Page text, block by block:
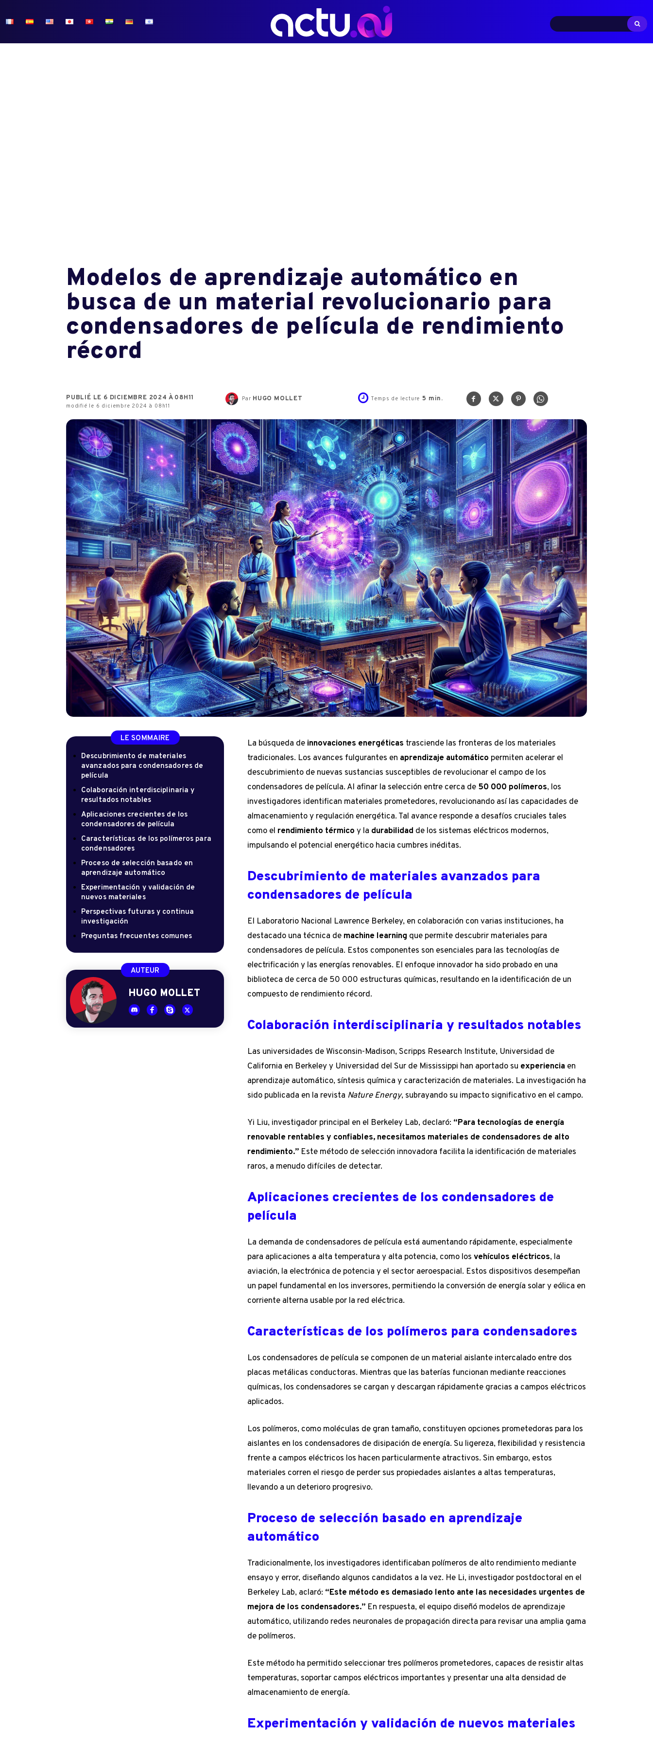
Modelos de aprendizaje automático en
busca de un material revolucionario para
condensadores de película de rendimiento
récord
PUBLIÉ LE 6 DICIEMBRE 2024 À 08H11
modifié le 6 diciembre 2024 à 08h11
Par HUGO MOLLET Temps de lecture 5 min.
LE SOMMAIRE
Descubrimiento de materiales
avanzados para condensadores de
película
Colaboración interdisciplinaria y
resultados notables
Aplicaciones crecientes de los
condensadores de película
Características de los polímeros para
condensadores
Proceso de selección basado en
aprendizaje automático
Experimentación y validación de
nuevos materiales
Perspectivas futuras y continua
investigación
Preguntas frecuentes comunes
AUTEUR
HUGO MOLLET
La búsqueda de innovaciones energéticas trasciende las fronteras de los materiales
tradicionales. Los avances fulgurantes en aprendizaje automático permiten acelerar el
descubrimiento de nuevas sustancias susceptibles de revolucionar el campo de los
condensadores de película. Al afinar la selección entre cerca de 50 000 polímeros, los
investigadores identifican materiales prometedores, revolucionando así las capacidades de
almacenamiento y regulación energética. Tal avance responde a desafíos cruciales tales
como el rendimiento térmico y la durabilidad de los sistemas eléctricos modernos,
impulsando el potencial energético hacia cumbres inéditas.
Descubrimiento de materiales avanzados para
condensadores de película
El Laboratorio Nacional Lawrence Berkeley, en colaboración con varias instituciones, ha
destacado una técnica de machine learning que permite descubrir materiales para
condensadores de película. Estos componentes son esenciales para las tecnologías de
electrificación y las energías renovables. El enfoque innovador ha sido probado en una
biblioteca de cerca de 50 000 estructuras químicas, resultando en la identificación de un
compuesto de rendimiento récord.
Colaboración interdisciplinaria y resultados notables
Las universidades de Wisconsin-Madison, Scripps Research Institute, Universidad de
California en Berkeley y Universidad del Sur de Mississippi han aportado su experiencia en
aprendizaje automático, síntesis química y caracterización de materiales. La investigación ha
sido publicada en la revista Nature Energy, subrayando su impacto significativo en el campo.
Yi Liu, investigador principal en el Berkeley Lab, declaró: “Para tecnologías de energía
renovable rentables y confiables, necesitamos materiales de condensadores de alto
rendimiento.” Este método de selección innovadora facilita la identificación de materiales
raros, a menudo difíciles de detectar.
Aplicaciones crecientes de los condensadores de
película
La demanda de condensadores de película está aumentando rápidamente, especialmente
para aplicaciones a alta temperatura y alta potencia, como losvehículos eléctricos, la
aviación, la electrónica de potencia y el sector aeroespacial. Estos dispositivos desempeñan
un papel fundamental en los inversores, permitiendo la conversión de energía solar y eólica en
corriente alterna usable por la red eléctrica.
Características de los polímeros para condensadores
Los condensadores de película se componen de un material aislante intercalado entre dos
placas metálicas conductoras. Mientras que las baterías funcionan mediante reacciones
químicas, los condensadores se cargan y descargan rápidamente gracias a campos eléctricos
aplicados.
Los polímeros, como moléculas de gran tamaño, constituyen opciones prometedoras para los
aislantes en los condensadores de disipación de energía. Su ligereza, flexibilidad y resistencia
frente a campos eléctricos los hacen particularmente atractivos. Sin embargo, estos
materiales corren el riesgo de perder sus propiedades aislantes a altas temperaturas,
llevando a un deterioro progresivo.
Proceso de selección basado en aprendizaje
automático
Tradicionalmente, los investigadores identificaban polímeros de alto rendimiento mediante
ensayo y error, diseñando algunos candidatos a la vez. He Li, investigador postdoctoral en el
Berkeley Lab, aclaró: “Este método es demasiado lento ante las necesidades urgentes de
mejora de los condensadores.” En respuesta, el equipo diseñó modelos de aprendizaje
automático, utilizando redes neuronales de propagación directa para revisar una amplia gama
de polímeros.
Este método ha permitido seleccionar tres polímeros prometedores, capaces de resistir altas
temperaturas, soportar campos eléctricos importantes y presentar una alta densidad de
almacenamiento de energía.
Experimentación y validación de nuevos materiales